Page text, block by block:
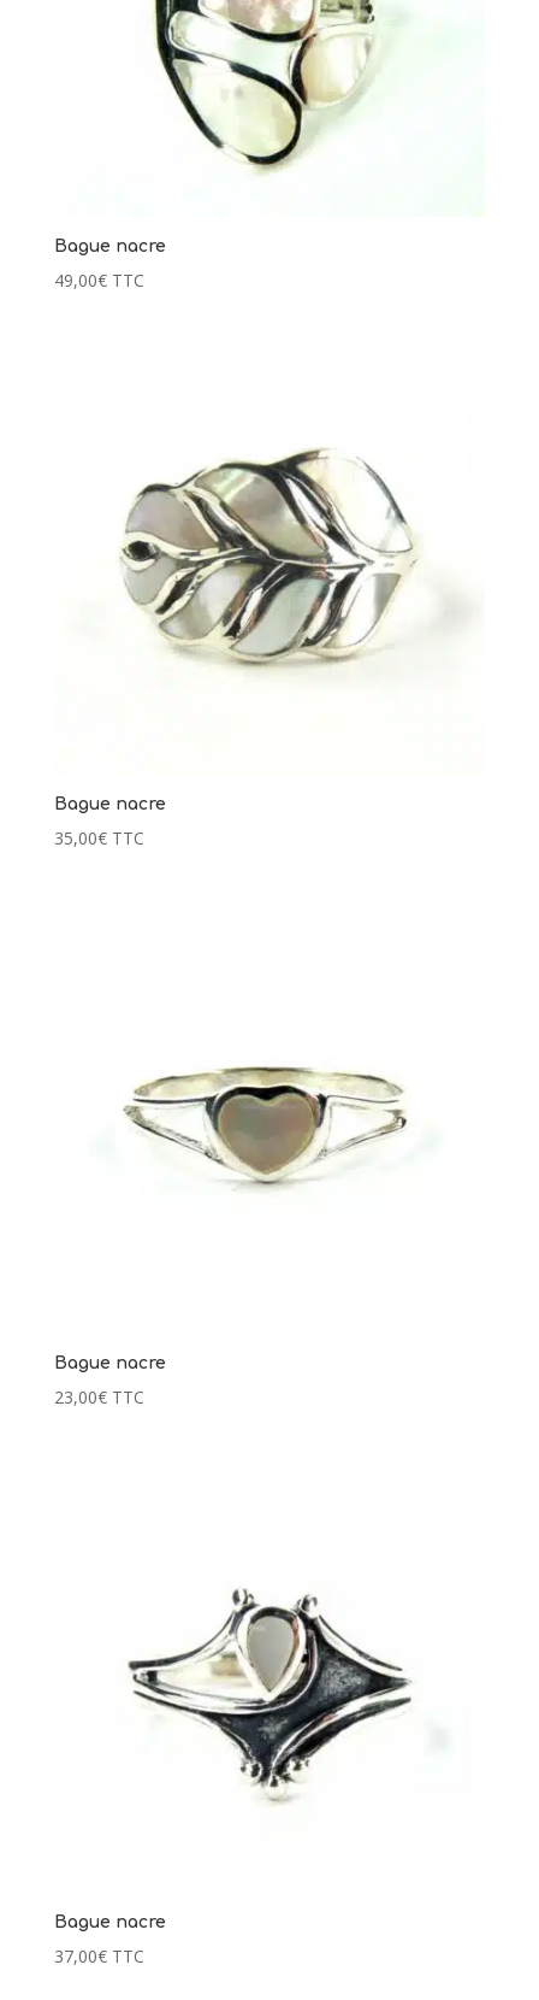
Bague nacre
49,00€ TTC
Bague nacre
35,00€ TTC
Bague nacre
23,00€ TTC
Bague nacre
37,00€ TTC